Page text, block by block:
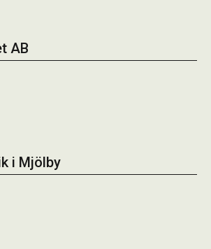
AB
i Mjölby